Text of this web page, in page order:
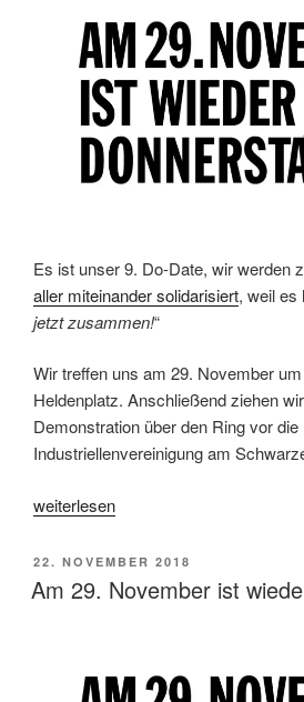
Es ist unser 9. Do-Date, wir werden
aller miteinander solidarisiert, weil es
jetzt zusammen!“
Wir treffen uns am 29. November
Heldenplatz. Anschließend ziehen
Demonstration über den Ring vor die
Industriellenvereinigung am
„29.
Do!-
Programm“
weiterlesen
VERÖFFENTLICHT
AM
22. NOVEMBER 2018
Am 29. November ist